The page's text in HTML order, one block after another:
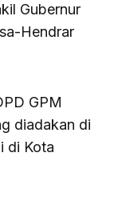
Gubernur
Hendrar
GPM
diadakan di
di Kota